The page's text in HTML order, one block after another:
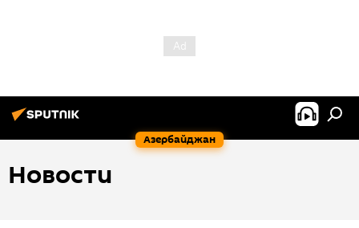
Азербайджан
Новости